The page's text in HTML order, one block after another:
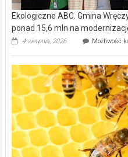
Ekologiczne ABC. Gmina
ponad 15,6 mln na
4 sierpnia, 2026 Możliwość